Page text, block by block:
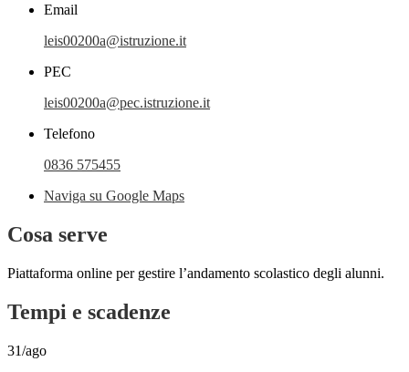
Email
leis00200a@istruzione.it
PEC
leis00200a@pec.istruzione.it
Telefono
0836 575455
Naviga su Google Maps
Cosa serve
Piattaforma online per gestire l’andamento scolastico degli alunni.
Tempi e scadenze
31/ago